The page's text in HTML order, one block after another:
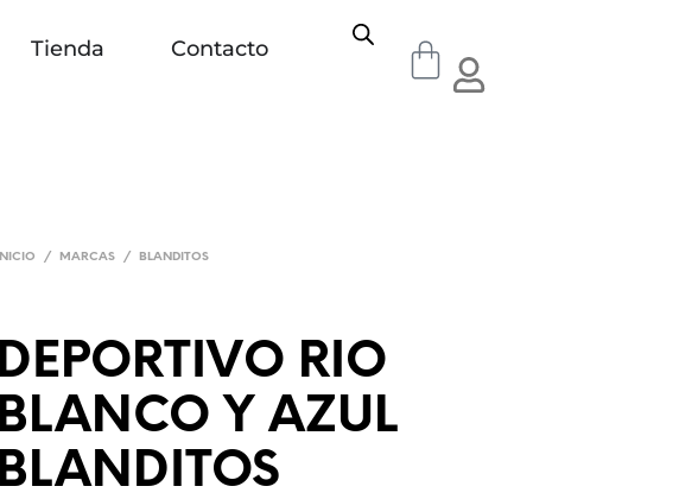
Tienda Contacto
INICIO / MARCAS / BLANDITOS
DEPORTIVO RIO
BLANCO Y AZUL
BLANDITOS